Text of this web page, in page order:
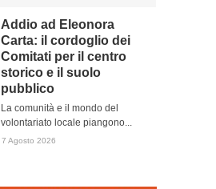
Addio ad Eleonora
Carta: il cordoglio dei
Comitati per il centro
storico e il suolo
pubblico
La comunità e il mondo del
volontariato locale piangono...
7 Agosto 2026